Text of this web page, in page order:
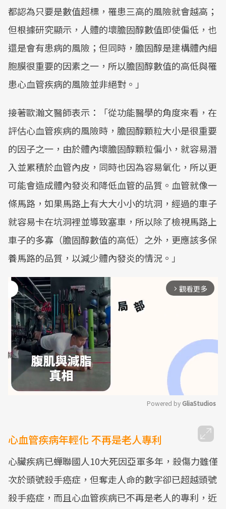
都認為只要是數值超標，罹患三高的風險就會越高；
但根據研究顯示，人體的壞膽固醇數值即使偏低，也
還是會有患病的風險；但同時，膽固醇是建構體內細
胞膜很重要的因素之一，所以膽固醇數值的高低與罹
患心血管疾病的風險並非絕對。」
接著歐瀚文醫師表示：「從功能醫學的角度來看，在
評估心血管疾病的風險時，膽固醇顆粒大小是很重要
的因子之一，由於體內壞膽固醇顆粒偏小，就容易潛
入並累積於血管內皮，同時也因為容易氧化，所以更
可能會造成體內發炎和降低血管的品質。血管就像一
條馬路，如果馬路上有大大小小的坑洞，經過的車子
就容易卡在坑洞裡並導致塞車，所以除了檢視馬路上
車子的多寡（膽固醇數值的高低）之外，更應該多保
養馬路的品質，以減少體內發炎的情況。」
arrow_forward_ios 觀看更多
Mute
Powered by GliaStudios
心血管疾病年輕化 不再是老人專利
心臟疾病已蟬聯國人10大死因亞軍多年，殺傷力雖僅
次於頭號殺手癌症，但奪走人命的數字卻已超越頭號
殺手癌症，而且心血管疾病已不再是老人的專利，近